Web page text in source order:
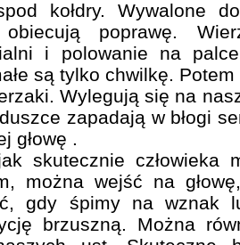
kołdry. Wywalone
poprawę.
i polowanie na
są tylko chwilkę.
Wylegują się na
zapadają w błogi
głowę .
skutecznie człowieka
można wejść na
gdy śpimy na wznak
brzuszną. Można